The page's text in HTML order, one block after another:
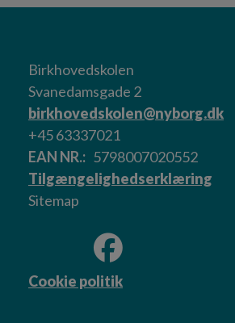
Birkhovedskolen
Svanedamsgade 2
birkhovedskolen@nyborg.dk
+45 63337021
EAN NR.
5798007020552
Tilgængelighedserklæring
Sitemap
Cookie politik